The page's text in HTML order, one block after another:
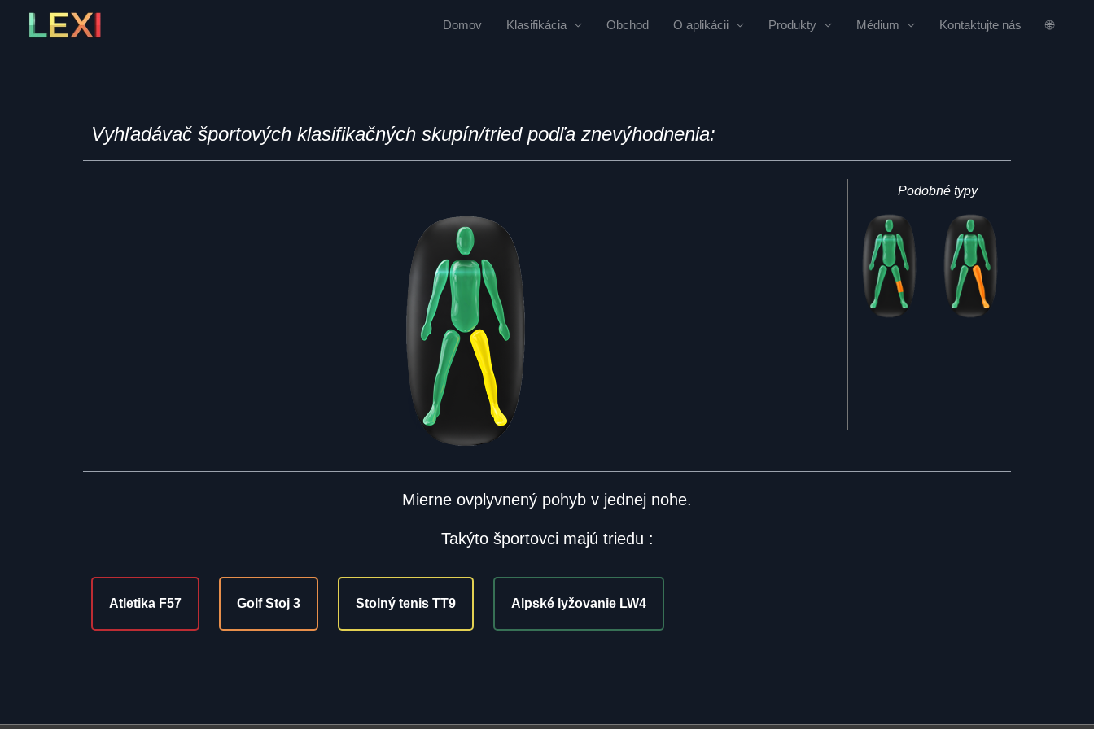
Domov Klasifikácia Obchod O aplikácii Produkty Médium Kontaktujte nás 🌐
Vyhľadávač športových klasifikačných skupín/tried podľa znevýhodnenia:
Podobné typy
Mierne ovplyvnený pohyb v jednej nohe.
Takýto športovci majú triedu :
Atletika F57 Golf Stoj 3 Stolný tenis TT9 Alpské lyžovanie LW4